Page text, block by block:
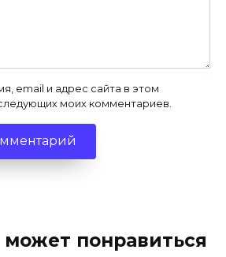
email и адрес сайта в этом
моих комментариев.
понравиться